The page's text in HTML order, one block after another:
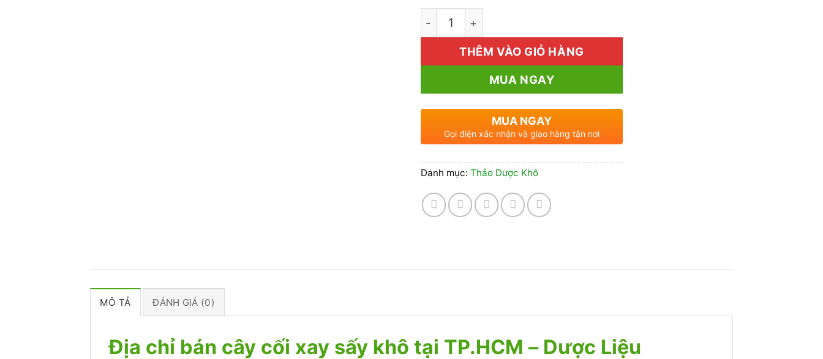
Địa chỉ bán cây cối xay sấy khô tại TP.HCM số lượng
THÊM VÀO GIỎ HÀNG
MUA NGAY
MUA NGAY
Gọi điện xác nhận và giao hàng tận nơi
Danh mục: Thảo Dược Khô
MÔ TẢ ĐÁNH GIÁ (0)
Địa chỉ bán cây cối xay sấy khô tại TP.HCM – Dược Liệu